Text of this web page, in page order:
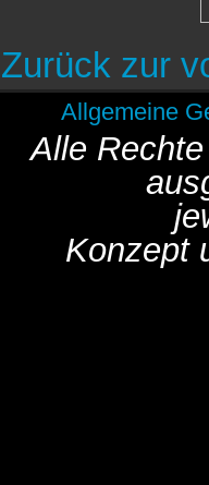
Zurück zur
Allgemeine
Alle
Konzept